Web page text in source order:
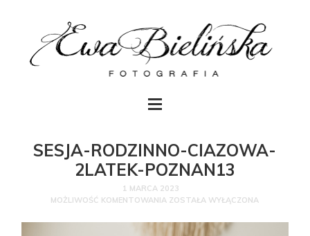
SESJA-RODZINNO-CIAZOWA-
2LATEK-POZNAN13
1 MARCA 2023
MOŻLIWOŚĆ KOMENTOWANIA ZOSTAŁA WYŁĄCZONA